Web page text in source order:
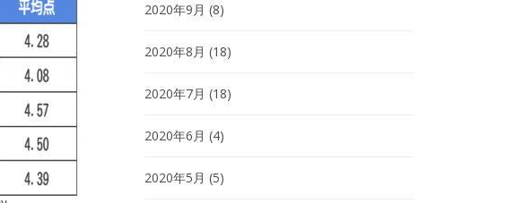
2020年9月 (8)
2020年8月 (18)
2020年7月 (18)
2020年6月 (4)
2020年5月 (5)